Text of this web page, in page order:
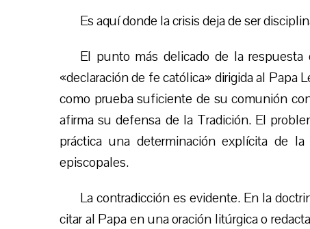
Es aquí donde la crisis deja de ser
El punto más delicado de la
«declaración de fe católica» dirigida al Papa
como prueba suficiente de su comunión
afirma su defensa de la Tradición. El
práctica una determinación explícita de
episcopales.
La contradicción es evidente. En la
citar al Papa en una oración litúrgica o